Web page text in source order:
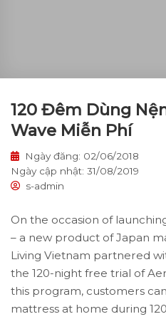
120 Đêm Dùng
Wave Miễn Phí
Ngày đăng: 02/06/2018
Ngày cập nhật: 31/08/2019
s-admin
On the occasion of
– a new product of Japan
Living Vietnam partnered
the 120-night free trial of
this program, customers
mattress at home during